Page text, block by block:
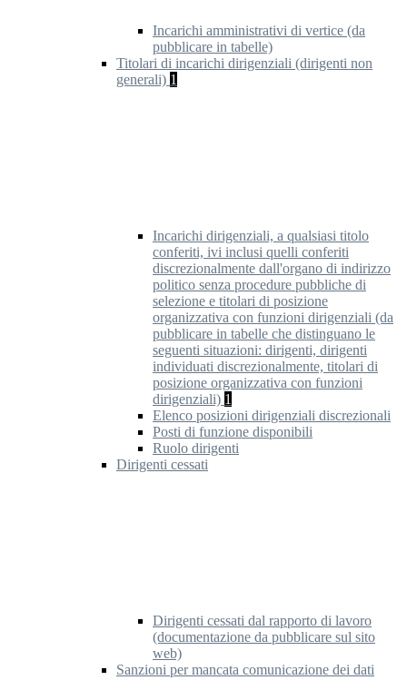
Incarichi amministrativi di vertice (da
pubblicare in tabelle)
Titolari di incarichi dirigenziali (dirigenti non
generali) 1
Incarichi dirigenziali, a qualsiasi titolo
conferiti, ivi inclusi quelli conferiti
discrezionalmente dall'organo di indirizzo
politico senza procedure pubbliche di
selezione e titolari di posizione
organizzativa con funzioni dirigenziali (da
pubblicare in tabelle che distinguano le
seguenti situazioni: dirigenti, dirigenti
individuati discrezionalmente, titolari di
posizione organizzativa con funzioni
dirigenziali) 1
Elenco posizioni dirigenziali discrezionali
Posti di funzione disponibili
Ruolo dirigenti
Dirigenti cessati
Dirigenti cessati dal rapporto di lavoro
(documentazione da pubblicare sul sito
web)
Sanzioni per mancata comunicazione dei dati